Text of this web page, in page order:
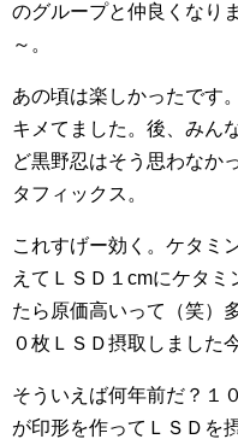
のグループと仲良くなり
～。
あの頃は楽しかったです
キメてました。後、みん
ど黒野忍はそう思わなか
タフィックス。
これすげー効く。ケタミ
えてＬＳＤ１cmにケタ
たら原価高いって（笑）
０枚ＬＳＤ摂取しました
そういえば何年前だ？１
が印形を作ってＬＳＤを